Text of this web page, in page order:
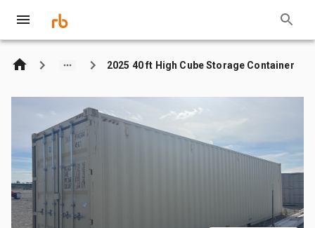
2025 40 ft High Cube Storage Container